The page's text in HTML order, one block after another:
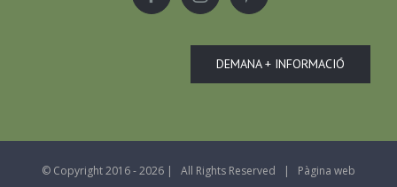
DEMANA + INFORMACIÓ
© Copyright 2016 -2026 | All Rights Reserved | Pàgina web